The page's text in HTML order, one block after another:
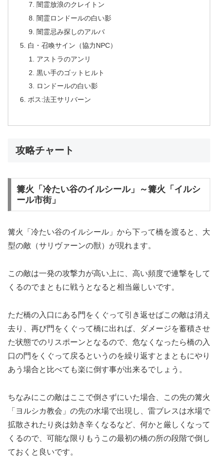
闇霊放浪のクレイトン
闇霊ロンドールの白い影
闇霊忌み探しのアルバ
白・召喚サイン（協力NPC）
アストラのアンリ
黒い手のゴットヒルト
ロンドールの白い影
ボス:法王サリバーン
攻略チャート
篝火「冷たい谷のイルシール」～篝火「イルシ
ール市街」
篝火「冷たい谷のイルシール」から下って橋を渡ると、大
型の敵（サリヴァーンの獣）が現れます。
この敵は一発の攻撃力が高い上に、高い頻度で連撃をして
くるのでまともに戦うとなると相当厳しいです。
ただ橋の入口にある門をくぐって引き返せばこの敵は消え
去り、再び門をくぐって橋に出れば、ダメージを蓄積させ
た状態でのリスポーンとなるので、危なくなったら橋の入
口の門をくぐって戻るというのを繰り返すとまともにやり
あう場合と比べても楽に倒す事が出来るでしょう。
ちなみにこの敵はここで倒さずにいた場合、この先の篝火
「ヨルシカ教会」の先の水場で出現し、雷ブレスは水場で
拡散されたり炎は効き辛くなるなど、何かと厳しくなって
くるので、可能な限りもうこの最初の橋の所の段階で倒し
ておくと良いです。